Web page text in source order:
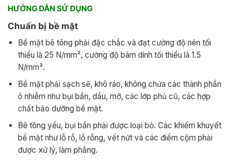
HƯỚNG DẪN SỬ DỤNG
Chuẩn bị bề mặt
Bề mặt bê tông phải đặc chắc và đạt cường độ nén tối
thiểu là 25 N/mm², cường độ bám dính tối thiểu là 1.5
N/mm².
Bề mặt phải sạch sẽ, khô ráo, không chứa các thành phần
ô nhiễm như bụi bẩn, dầu, mỡ, các lớp phủ cũ, các hợp
chất bảo dưỡng bề mặt.
Bê tông yếu, bụi bẩn phải được loại bỏ. Các khiếm khuyết
bề mặt như lỗ rỗ, lỗ rỗng, vết nứt và các điểm cộm phải
được xử lý, làm phẳng.